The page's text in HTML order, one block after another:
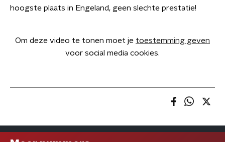
hoogste plaats in Engeland, geen slechte prestatie!
Om deze video te tonen moet je toestemming geven
voor social media cookies.